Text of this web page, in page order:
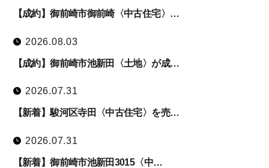
【成約】御前崎市御前崎〈中古住宅〉…
2026.08.03
【成約】御前崎市池新田〈土地〉が成…
2026.07.31
【新着】駿河区寺田〈中古住宅〉を売…
2026.07.31
【新着】御前崎市池新田3015〈中…